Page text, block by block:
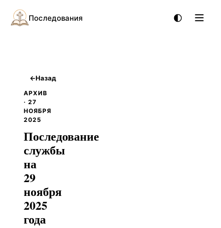
Последования
←Назад
АРХИВ
· 27
НОЯБРЯ
2025
Последование
службы
на
29
ноября
2025
года